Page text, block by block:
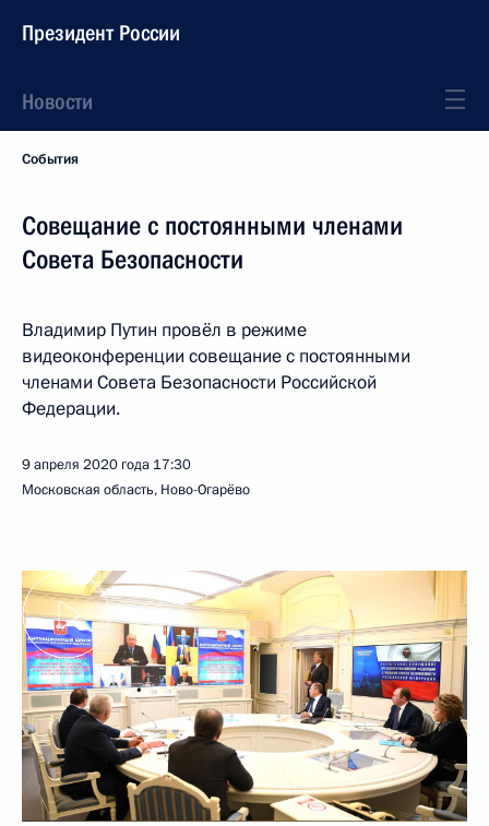
Президент России
Новости
События
Совещание с постоянными членами
Совета Безопасности
Владимир Путин провёл в режиме
видеоконференции совещание с постоянными
членами Совета Безопасности Российской
Федерации.
9 апреля 2020 года 17:30
Московская область, Ново-Огарёво